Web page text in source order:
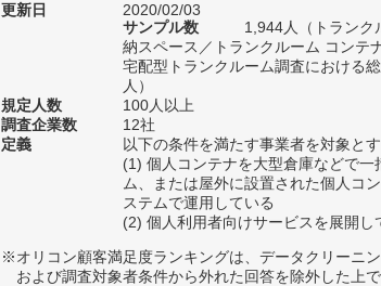
更新日
2020/02/03
サンプル数
1,944人（トランク
納スペース／トランクルーム コンテ
宅配型トランクルーム調査における
人）
規定人数
100人以上
調査企業数
12社
定義
以下の条件を満たす事業者を対象とす
(1) 個人コンテナを大型倉庫などで一
ム、または屋外に設置された個人コ
ステムで運用している
(2) 個人利用者向けサービスを展開し
※オリコン顧客満足度ランキングは、データクリーニ
および調査対象者条件から外れた回答を除外した上で